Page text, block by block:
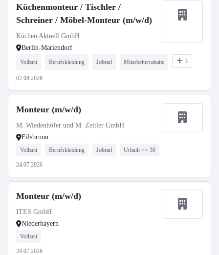
Küchenmonteur / Tischler /
Schreiner / Möbel-Monteur (m/w/d)
Küchen Aktuell GmbH
Berlin-Mariendorf
Vollzeit Berufskleidung Jobrad Mitarbeiterrabatte 3
02.08.2026
Monteur (m/w/d)
M. Wiedenhöfer und M. Zeitler GmbH
Eilsbrunn
Vollzeit Berufskleidung Jobrad Urlaub >= 30
24.07.2026
Monteur (m/w/d)
ITES GmbH
Niederbayern
Vollzeit
24.07.2026